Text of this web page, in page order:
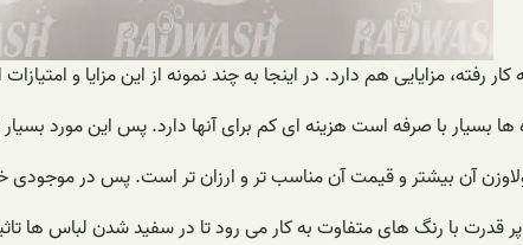
مزایایی هم دارد. در اینجا به چند نمونه از این مزایا و
بسیار با صرفه است هزینه ای کم برای آنها دارد. پس این مورد
آن بیشتر و قیمت آن مناسب تر و ارزان تر است. پس در موجودی
با رنگ های متفاوت به کار می رود تا در سفید شدن لباس ها